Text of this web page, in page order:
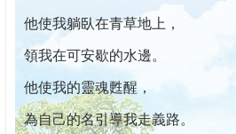
他使我躺臥在青草地上，
領我在可安歇的水邊。
他使我的靈魂甦醒，
為自己的名引導我走義路。